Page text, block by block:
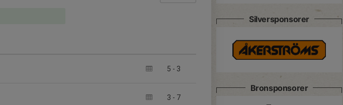
5 - 3
3 - 7
Silversponsorer
Bronsponsorer